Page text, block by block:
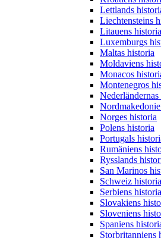
Lettlands
Liechtensteins
Litauens historia
Luxemburgs
Maltas historia
Moldaviens
Monacos
Montenegros
Nederländernas
Norges historia
Polens historia
Portugals
Rumäniens
Rysslands
San Marinos
Schweiz historia
Serbiens historia
Slovakiens
Sloveniens
Spaniens
Storbritanniens